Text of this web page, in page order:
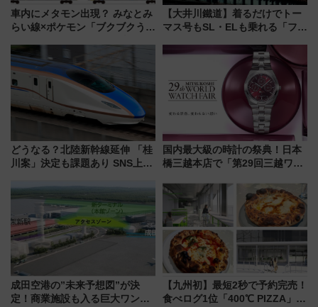
車内にメタモン出現？ みなとみ
らい線×ポケモン「ブクブクうみ
行開始に！ この夏は直通列車で
横浜へ！
【大井川鐵道】着るだけでトー
マス号もSL・ELも乗れる「フリ
受注販売
どうなる？北陸新幹線延伸 「桂
川案」決定も課題あり SNS上の
国内最大級の時計の祭典！日本
橋三越本店で「第29回三越ワー
【2026年8月5日～25日】
成田空港の”未来予想図”が決
定！商業施設も入る巨大ワンタ
【九州初】最短2秒で予約完売！
食べログ1位「400℃ PIZZA」が